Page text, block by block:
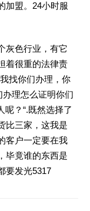
加盟。24小时服
灰色行业，有它
着很重的法律责
找你们办理，你
办理怎么证明你们
呢？“.既然选择了
比三家，这我是
客户一定要在我
毕竟谁的东西是
要发光5317